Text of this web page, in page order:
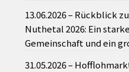
13.06.2026 – Rückblick
Nuthetal 2026: Ein
Gemeinschaft und ein
31.05.2026 –